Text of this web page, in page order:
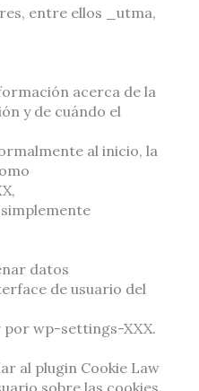
entre ellos _utma,
acerca de la
y de cuándo el
al inicio, la
datos
de usuario del
por wp-settings-XXX.
al plugin Cookie Law
sobre las cookies.